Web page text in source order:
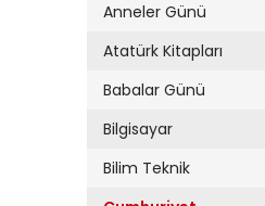
Anneler Günü
Atatürk Kitapları
Babalar Günü
Bilgisayar
Bilim Teknik